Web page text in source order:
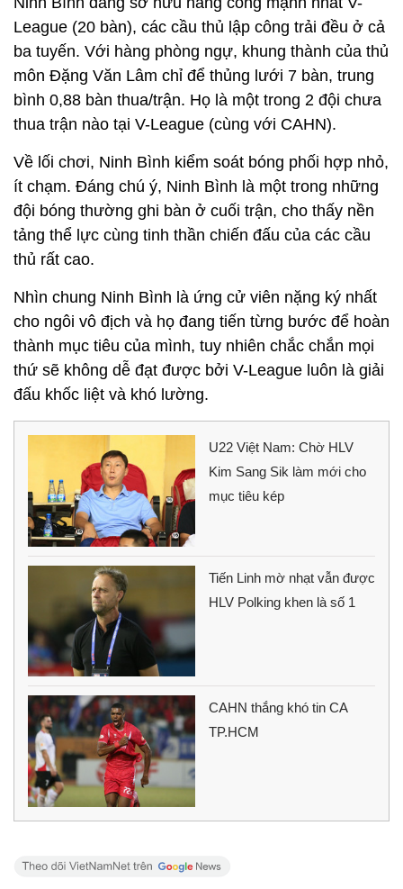
League (20 bàn), các cầu thủ lập công trải đều ở cả
ba tuyến. Với hàng phòng ngự, khung thành của thủ
môn Đặng Văn Lâm chỉ để thủng lưới 7 bàn, trung
bình 0,88 bàn thua/trận. Họ là một trong 2 đội chưa
thua trận nào tại V-League (cùng với CAHN).
Về lối chơi, Ninh Bình kiểm soát bóng phối hợp nhỏ,
ít chạm. Đáng chú ý, Ninh Bình là một trong những
đội bóng thường ghi bàn ở cuối trận, cho thấy nền
tảng thể lực cùng tinh thần chiến đấu của các cầu
thủ rất cao.
Nhìn chung Ninh Bình là ứng cử viên nặng ký nhất
cho ngôi vô địch và họ đang tiến từng bước để hoàn
thành mục tiêu của mình, tuy nhiên chắc chắn mọi
thứ sẽ không dễ đạt được bởi V-League luôn là giải
đấu khốc liệt và khó lường.
U22 Việt Nam: Chờ HLV
Kim Sang Sik làm mới cho
mục tiêu kép
Tiến Linh mờ nhạt vẫn được
HLV Polking khen là số 1
CAHN thắng khó tin CA
TP.HCM